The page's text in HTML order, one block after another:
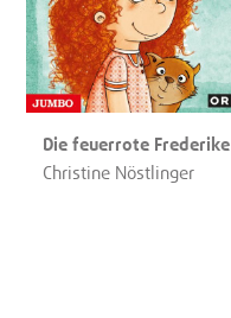
Die feuerrote Frederike
Christine Nöstlinger